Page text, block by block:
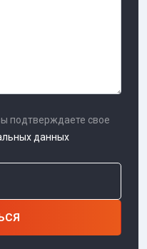
подтверждаете свое
данных